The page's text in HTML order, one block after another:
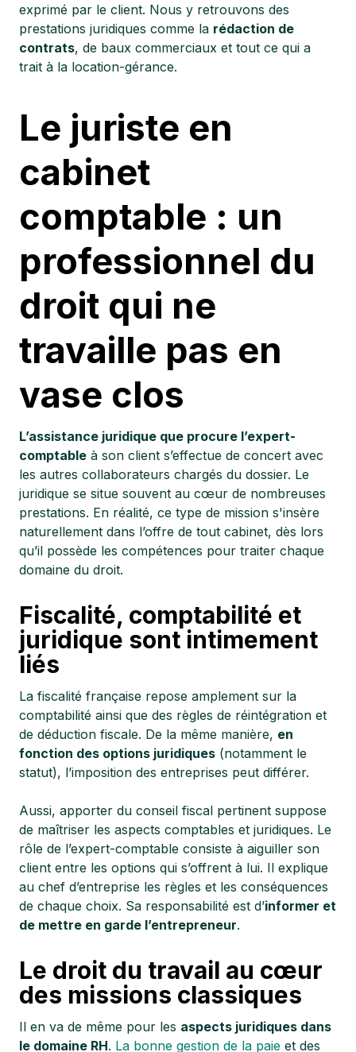
exprimé par le client. Nous y retrouvons des
prestations juridiques comme la rédaction de
contrats, de baux commerciaux et tout ce qui a
trait à la location-gérance.
Le juriste en
cabinet
comptable : un
professionnel du
droit qui ne
travaille pas en
vase clos
L’assistance juridique que procure l’expert-
comptable à son client s’effectue de concert avec
les autres collaborateurs chargés du dossier. Le
juridique se situe souvent au cœur de nombreuses
prestations. En réalité, ce type de mission s'insère
naturellement dans l’offre de tout cabinet, dès lors
qu’il possède les compétences pour traiter chaque
domaine du droit.
Fiscalité, comptabilité et
juridique sont intimement
liés
La fiscalité française repose amplement sur la
comptabilité ainsi que des règles de réintégration et
de déduction fiscale. De la même manière, en
fonction des options juridiques (notamment le
statut), l’imposition des entreprises peut différer.
Aussi, apporter du conseil fiscal pertinent suppose
de maîtriser les aspects comptables et juridiques. Le
rôle de l’expert-comptable consiste à aiguiller son
client entre les options qui s’offrent à lui. Il explique
au chef d’entreprise les règles et les conséquences
de chaque choix. Sa responsabilité est d’informer et
de mettre en garde l’entrepreneur.
Le droit du travail au cœur
des missions classiques
Il en va de même pour les aspects juridiques dans
le domaine RH. La bonne gestion de la paie et des